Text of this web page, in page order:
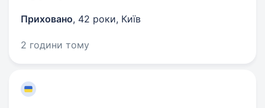
Приховано, 42 роки, Київ
2 години тому